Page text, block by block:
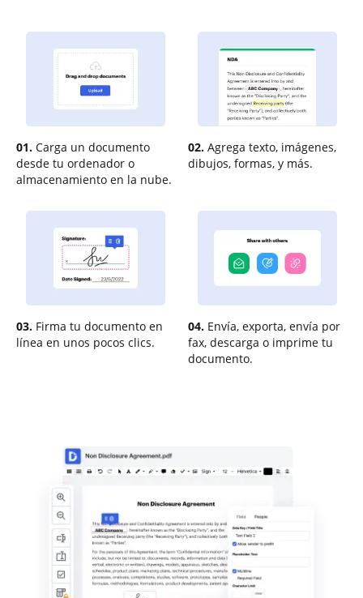
01. Carga un documento
desde tu ordenador o
almacenamiento en la nube.
02. Agrega texto, imágenes,
dibujos, formas, y más.
03. Firma tu documento en
línea en unos pocos clics.
04. Envía, exporta, envía por
fax, descarga o imprime tu
documento.